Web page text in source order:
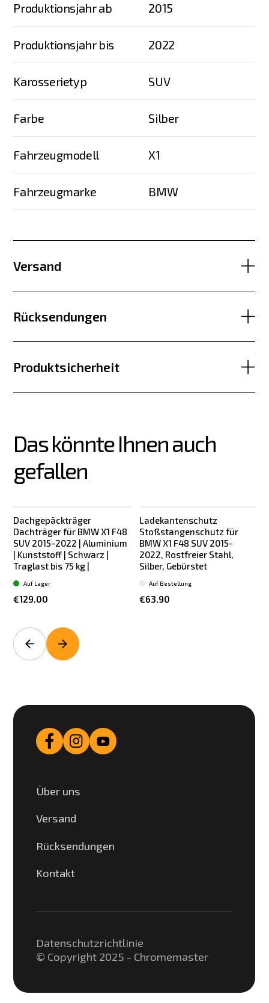
Produktionsjahr ab 2015
Produktionsjahr bis 2022
Karosserietyp SUV
Farbe Silber
Fahrzeugmodell X1
Fahrzeugmarke BMW
Versand
Rücksendungen
Produktsicherheit
Das könnte Ihnen auch
gefallen
Dachgepäckträger
Dachträger für BMW X1 F48
SUV 2015-2022 | Aluminium
| Kunststoff | Schwarz |
Traglast bis 75 kg |
€129.00
Auf Lager
Ladekantenschutz
Stoßstangenschutz für
BMW X1 F48 SUV 2015-
2022, Rostfreier Stahl,
Silber, Gebürstet
€63.90
Auf Bestellung
Über uns
Versand
Rücksendungen
Kontakt
© Copyright 2025 - Chromemaster
Datenschutzrichtlinie